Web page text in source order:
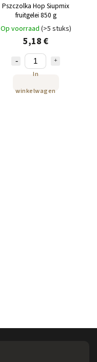
Pszczolka Hop Siupmix
fruitgelei 850 g
Op voorraad (>5 stuks)
5,18 €
In
winkelwagen